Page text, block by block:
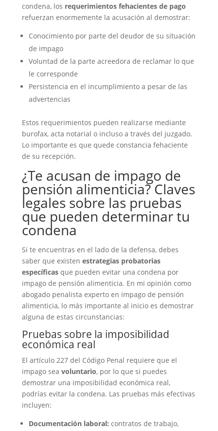
condena, los requerimientos fehacientes de pago
refuerzan enormemente la acusación al demostrar:
Conocimiento por parte del deudor de su situación
de impago
Voluntad de la parte acreedora de reclamar lo que
le corresponde
Persistencia en el incumplimiento a pesar de las
advertencias
Estos requerimientos pueden realizarse mediante
burofax, acta notarial o incluso a través del juzgado.
Lo importante es que quede constancia fehaciente
de su recepción.
¿Te acusan de impago de
pensión alimenticia? Claves
legales sobre las pruebas
que pueden determinar tu
condena
Si te encuentras en el lado de la defensa, debes
saber que existen estrategias probatorias
específicasque pueden evitar una condena por
impago de pensión alimenticia. En mi opinión como
abogado penalista experto en impago de pensión
alimenticia, lo más importante al inicio es demostrar
alguna de estas circunstancias:
Pruebas sobre la imposibilidad
económica real
El artículo 227 del Código Penal requiere que el
impago sea voluntario, por lo que si puedes
demostrar una imposibilidad económica real,
podrías evitar la condena. Las pruebas más efectivas
incluyen:
Documentación laboral: contratos de trabajo,